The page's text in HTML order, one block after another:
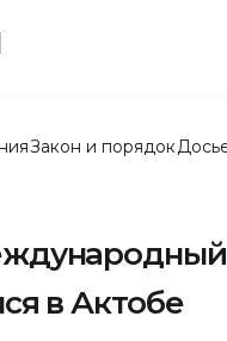
Закон и порядок
в Актобе